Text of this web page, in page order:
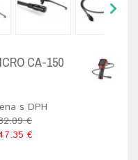
CA-150
s DPH
€
€